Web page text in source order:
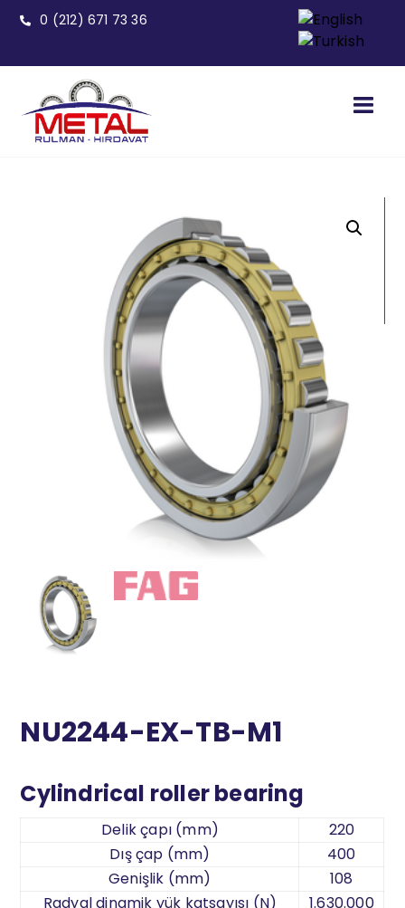
0 (212) 671 73 36
NU2244-EX-TB-M1
Cylindrical roller bearing
Delik çapı (mm)
220
Dış çap (mm)
400
Genişlik (mm)
108
Radyal dinamik yük katsayısı (N)
1.630.000